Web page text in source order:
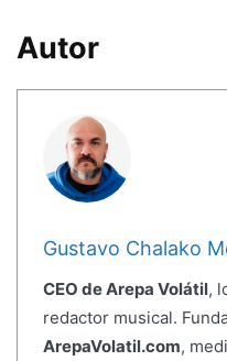
Autor
Gustavo Chalako
CEO de Arepa Volátil,
redactor musical.
ArepaVolatil.com,